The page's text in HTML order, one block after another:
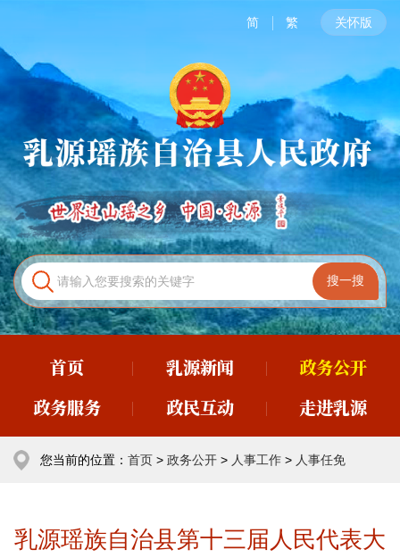
简 繁 关怀版
首页 乳源新闻
政务公开
政务服务
政民互动 走进乳源
您当前的位置： 首页 > 政务公开 > 人事工作 > 人事任免
乳源瑶族自治县第十三届人民代表大